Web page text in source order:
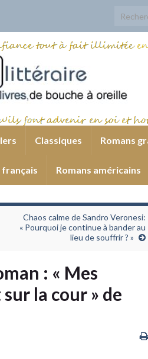
Search
Classiques Romans
français Romans américains
Chaos calme de Sandro Veronesi:
« Pourquoi je continue à bander au
lieu de souffrir ? »
: « Mes
la cour » de